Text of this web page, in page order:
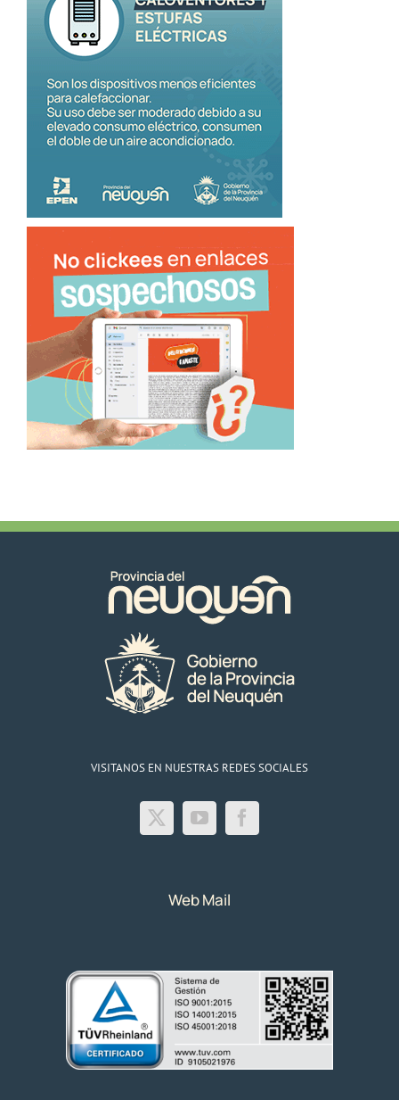
VISITANOS EN NUESTRAS REDES SOCIALES
Web Mail